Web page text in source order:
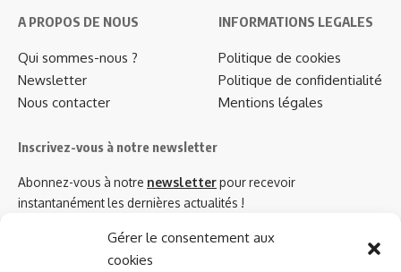
Gérer le consentement aux
cookies
A PROPOS DE NOUS
Qui sommes-nous ?
Newsletter
Nous contacter
INFORMATIONS LEGALES
Politique de cookies
Politique de confidentialité
Mentions légales
Inscrivez-vous à notre newsletter
Abonnez-vous à notre newsletterpour recevoir
instantanément les dernières actualités !
Azinat.com TV soutient